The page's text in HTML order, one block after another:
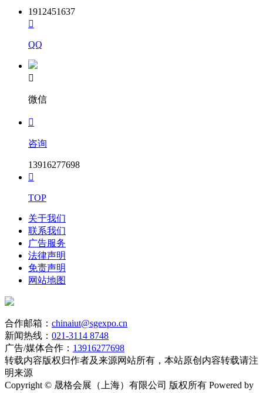
1912451637

QQ

微信

咨询
13916277698

TOP
关于我们
联系我们
广告服务
法律声明
免责声明
网站地图
合作邮箱： chinaiut@sgexpo.cn
新闻热线： 021-3114 8748
广告/媒体合作： 13916277698
转载内容版权归作者及来源网站所有，本站原创内容转载请注
明来源
Copyright © 晟格会展（上海）有限公司 版权所有 Powered by